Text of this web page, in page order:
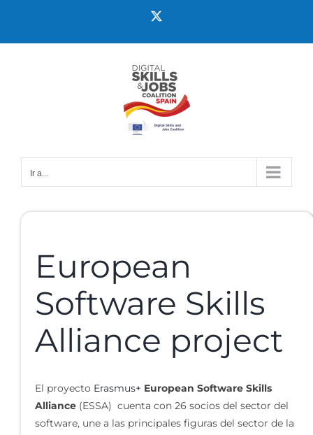
Ir a...
European
Software Skills
Alliance project
El proyecto Erasmus+ European Software Skills
Alliance (ESSA) cuenta con 26 socios del sector del
software, une a las principales figuras del sector de la